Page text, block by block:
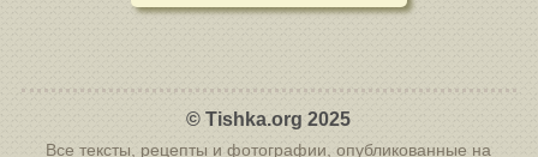
© Tishka.org 2025
Все тексты, рецепты и фотографии, опубликованные на